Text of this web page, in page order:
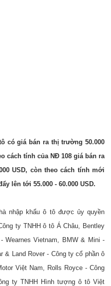
có giá bán ra thị trường 50.000
cách tính của NĐ 108 giá bán ra
USD, còn theo cách tính mới
lên tới 55.000 - 60.000 USD.
nhập khẩu ô tô được ủy quyền
ty TNHH ô tô Á Châu, Bentley
Wearnes Vietnam, BMW & Mini -
& Land Rover - Công ty cổ phần ô
Việt Nam, Rolls Royce - Công
ty TNHH Hình tượng ô tô Việt